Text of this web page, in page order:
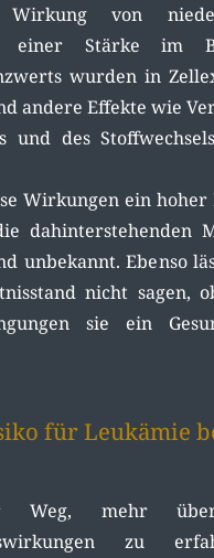
von
einer Stärke im
wurden in
andere Effekte wie
und des
Wirkungen ein hoher
dahinterstehenden
unbekannt. Ebenso
nicht sagen,
sie ein
für Leukämie
Weg, mehr
zu